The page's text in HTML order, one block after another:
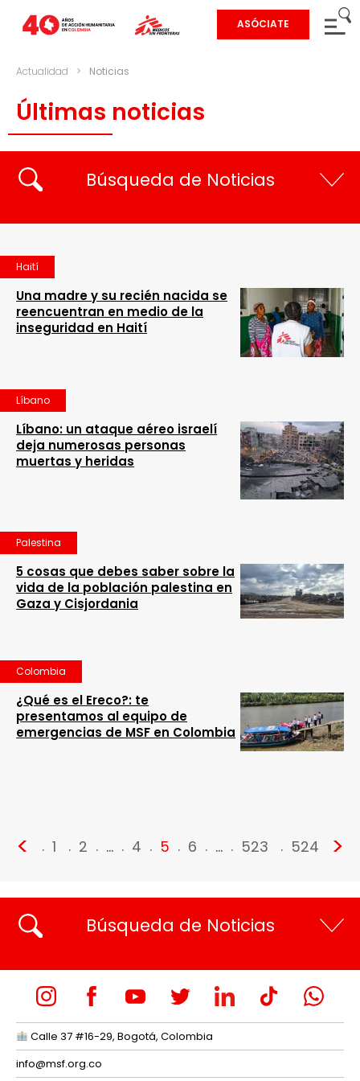
ASÓCIATE
Actualidad > Noticias
Últimas noticias
Búsqueda de Noticias
Haití
Una madre y su recién nacida se
reencuentran en medio de la
inseguridad en Haití
Líbano
Líbano: un ataque aéreo israelí
deja numerosas personas
muertas y heridas
Palestina
5 cosas que debes saber sobre la
vida de la población palestina en
Gaza y Cisjordania
Colombia
¿Qué es el Ereco?: te
presentamos al equipo de
emergencias de MSF en Colombia
< 1 2 … 4 5 6 … 523 524 >
Búsqueda de Noticias
Calle 37 #16-29, Bogotá, Colombia
info@msf.org.co